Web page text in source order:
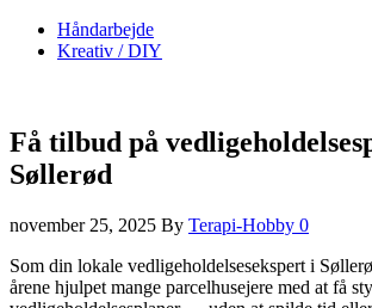
Håndarbejde
Kreativ / DIY
Få tilbud på
Søllerød
november 25, 2025 By Terapi-Hobby 0
Som din lokale vedligeholdelsesekspert i
årene hjulpet mange parcelhusejere med at få